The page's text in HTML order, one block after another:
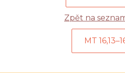
Zpět na
MT